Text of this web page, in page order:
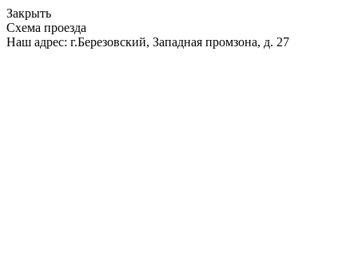
Закрыть
Схема проезда
Наш адрес: г.Березовский, Западная промзона, д. 27